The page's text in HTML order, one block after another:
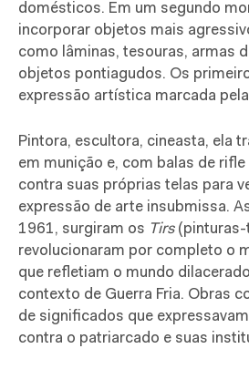
domésticos. Em um segundo
incorporar objetos mais
como lâminas, tesouras, armas
objetos pontiagudos. Os
expressão artística marcada
Pintora, escultora, cineasta, ela
em munição e, com balas de
contra suas próprias telas para
expressão de arte insubmissa.
1961, surgiram os Tirs (pinturas-
revolucionaram por completo o
que refletiam o mundo
contexto de Guerra Fria. Obras
de significados que
contra o patriarcado e suas